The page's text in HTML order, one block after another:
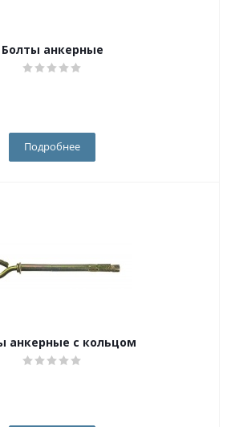
Болты анкерные
Подробнее
анкерные с кольцом